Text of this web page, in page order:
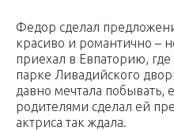
Федор сделал
красиво и романтично –
приехал в Евпаторию,
парке Ливадийского
давно мечтала побывать,
родителями сделал ей
актриса так ждала.